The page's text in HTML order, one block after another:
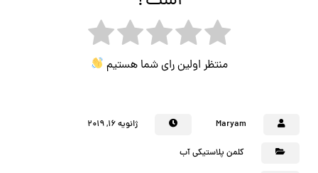
منتظر اولین رای شما هستیم
Maryam ژانویه ۱۶, ۲۰۱۹
کلمن پلاستیکی آب